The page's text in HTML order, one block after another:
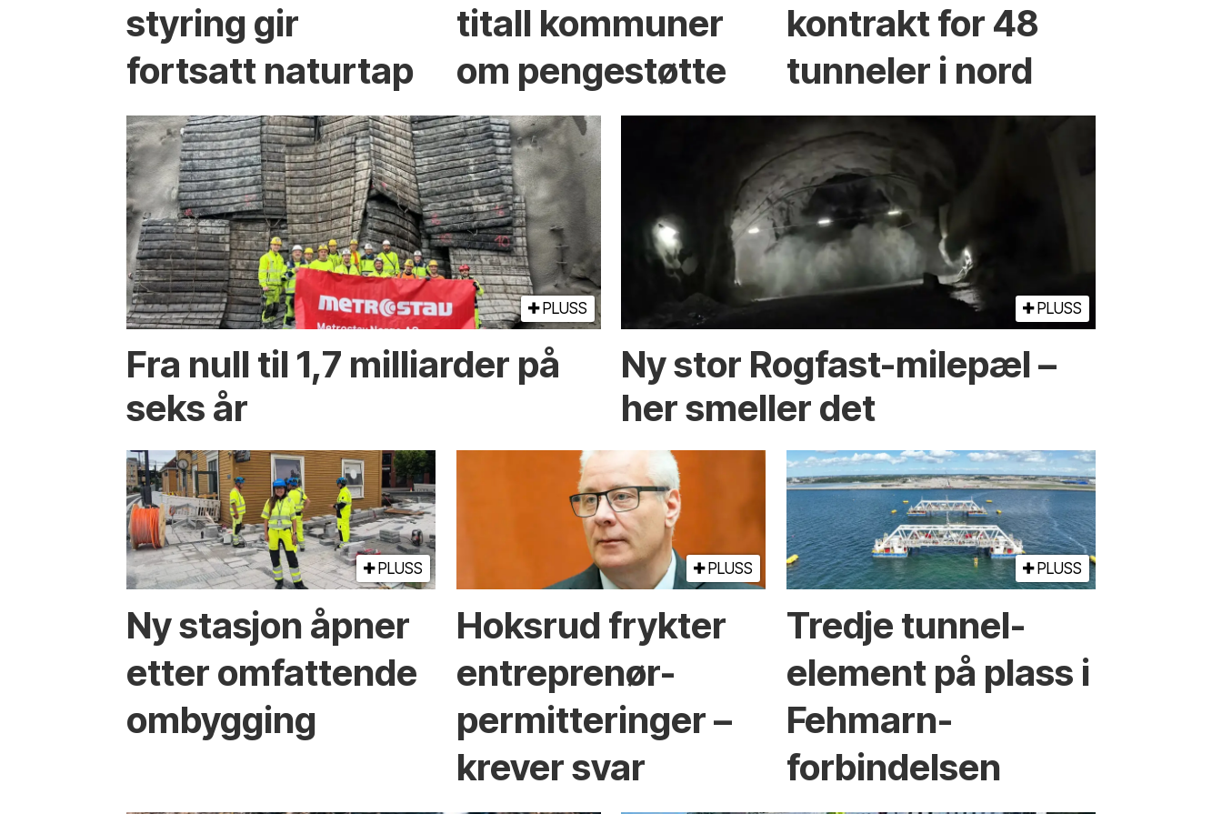
styring gir
fortsatt naturtap
titall kommuner
om pengestøtte
kontrakt for 48
tunneler i nord
PLUSS
Fra null til 1,7 milliarder på
seks år
PLUSS
Ny stor Rogfast-milepæl –
her smeller det
PLUSS
Ny stasjon åpner
etter omfattende
ombygging
PLUSS
Hoksrud frykter
entreprenør-
permitteringer –
krever svar
PLUSS
Tredje tunnel­
element på plass i
Fehmarn-
forbindelsen